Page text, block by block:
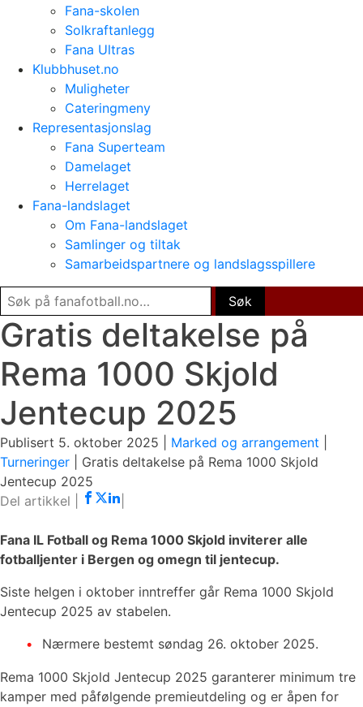
Fana-skolen
Solkraftanlegg
Fana Ultras
Klubbhuset.no
Muligheter
Cateringmeny
Representasjonslag
Fana Superteam
Damelaget
Herrelaget
Fana-landslaget
Om Fana-landslaget
Samlinger og tiltak
Samarbeidspartnere og landslagsspillere
Gratis deltakelse på
Rema 1000 Skjold
Jentecup 2025
Publisert 5. oktober 2025 | Marked og arrangement
Turneringer
Gratis deltakelse på Rema 1000 Skjold
Jentecup 2025
Fana IL Fotball og Rema 1000 Skjold inviterer alle
fotballjenter i Bergen og omegn til jentecup.
Siste helgen i oktober inntreffer går Rema 1000 Skjold
Jentecup 2025 av stabelen.
Nærmere bestemt søndag 26. oktober 2025.
Rema 1000 Skjold Jentecup 2025 garanterer minimum tre
kamper med påfølgende premieutdeling og er åpen for